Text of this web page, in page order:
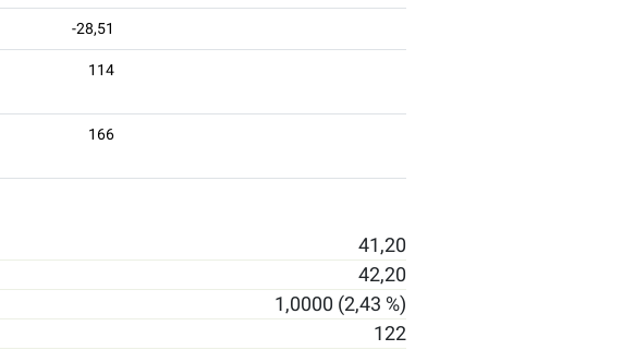
-28,51
114
166
41,20
42,20
1,0000 (2,43 %)
122